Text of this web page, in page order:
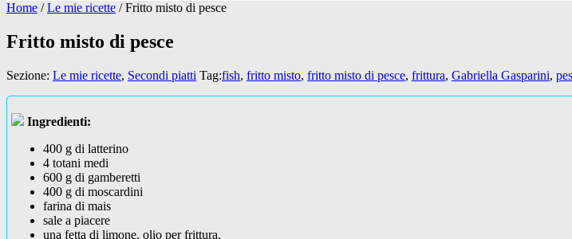
Home /Le mie ricette /Fritto misto di pesce
Fritto misto di pesce
Sezione: Le mie ricette, Secondi piatti Tag:fish, fritto misto, fritto misto di pesce, frittura, Gabriella Gasparini,
Ingredienti:
400 g di latterino
4 totani medi
600 g di gamberetti
400 g di moscardini
farina di mais
sale a piacere
una fetta di limone, olio per frittura.